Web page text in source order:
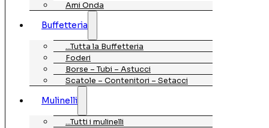
Ami Onda
Buffetteria
…Tutta la Buffetteria
Foderi
Borse – Tubi – Astucci
Scatole – Contenitori – Setacci
Mulinelli
…Tutti i mulinelli